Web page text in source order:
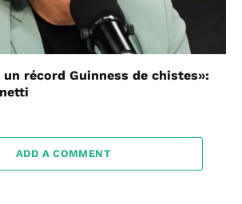
récord Guinness de chistes»:
ADD A COMMENT